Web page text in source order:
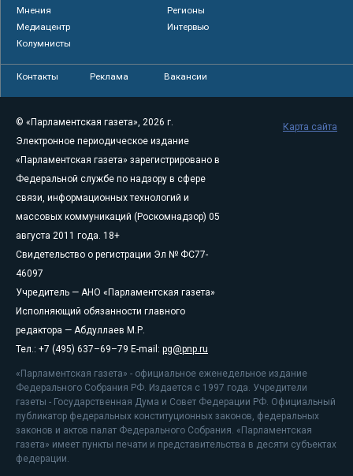
Мнения
Регионы
Медиацентр
Интервью
Колумнисты
Контакты Реклама Вакансии
© «Парламентская газета», 2026 г.
Электронное периодическое издание
«Парламентская газета» зарегистрировано в
Федеральной службе по надзору в сфере
связи, информационных технологий и
массовых коммуникаций (Роскомнадзор) 05
августа 2011 года. 18+
Свидетельство о регистрации Эл № ФС77-
46097
Учредитель — АНО «Парламентская газета»
Исполняющий обязанности главного
редактора — Абдуллаев М.Р.
Тел.: +7 (495) 637–69–79 E-mail: pg@pnp.ru
«Парламентская газета» - официальное еженедельное издание
Федерального Собрания РФ. Издается с 1997 года. Учредители
газеты - Государственная Дума и Совет Федерации РФ. Официальный
публикатор федеральных конституционных законов, федеральных
законов и актов палат Федерального Собрания. «Парламентская
газета» имеет пункты печати и представительства в десяти субъектах
федерации.
Карта сайта